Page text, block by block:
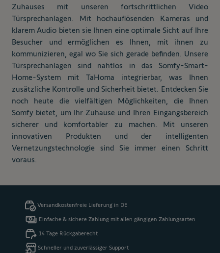
Zuhauses mit unseren fortschrittlichen Video
Türsprechanlagen. Mit hochauflösenden Kameras und
klarem Audio bieten sie Ihnen eine optimale Sicht auf Ihre
Besucher und ermöglichen es Ihnen, mit ihnen zu
kommunizieren, egal wo Sie sich gerade befinden. Unsere
Türsprechanlagen sind nahtlos in das Somfy-Smart-
Home-System mit TaHoma integrierbar, was Ihnen
zusätzliche Kontrolle und Sicherheit bietet. Entdecken Sie
noch heute die vielfältigen Möglichkeiten, die Ihnen
Somfy bietet, um Ihr Zuhause und Ihren Eingangsbereich
sicherer und komfortabler zu machen. Mit unseren
innovativen Produkten und der intelligenten
Vernetzungstechnologie sind Sie immer einen Schritt
voraus.
Versandkostenfreie Lieferung in DE
Einfache & sichere Zahlung mit allen gängigen Zahlungsarten
14 Tage Rückgaberecht
Schneller und zuverlässiger Support